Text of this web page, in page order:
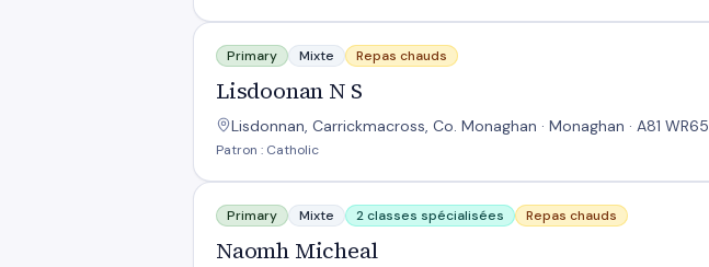
Lisdoonan N S
Primary Mixte Repas chauds
Lisdoonan N S
Lisdonnan, Carrickmacross, Co. Monaghan · Monaghan · A81 WR65
Patron : Catholic
Naomh Micheal
Primary Mixte 2 classes spécialisées Repas chauds
Naomh Micheal